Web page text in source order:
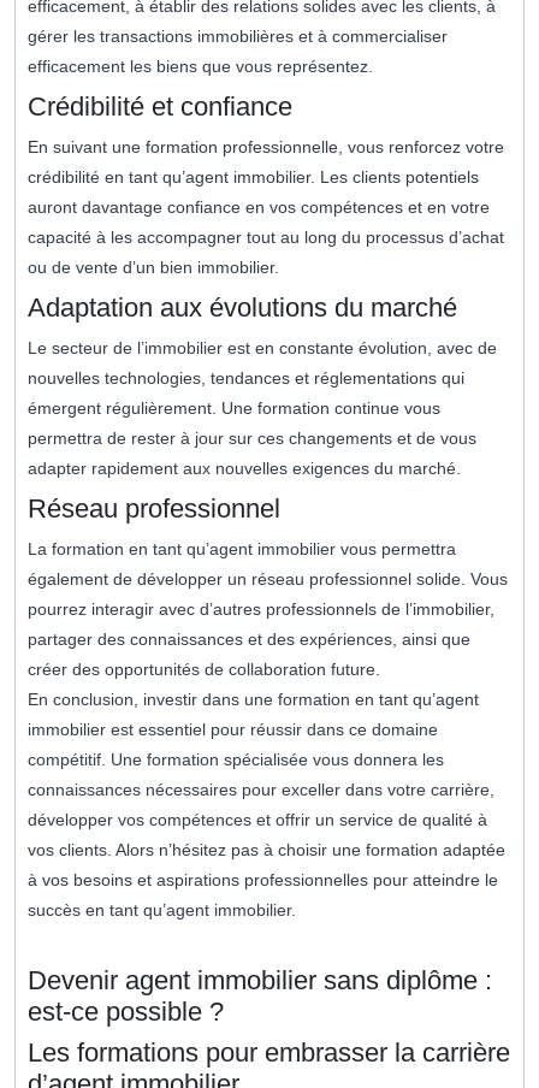
efficacement, à établir des relations solides avec les clients, à
gérer les transactions immobilières et à commercialiser
efficacement les biens que vous représentez.
Crédibilité et confiance
En suivant une formation professionnelle, vous renforcez votre
crédibilité en tant qu’agent immobilier. Les clients potentiels
auront davantage confiance en vos compétences et en votre
capacité à les accompagner tout au long du processus d’achat
ou de vente d’un bien immobilier.
Adaptation aux évolutions du marché
Le secteur de l’immobilier est en constante évolution, avec de
nouvelles technologies, tendances et réglementations qui
émergent régulièrement. Une formation continue vous
permettra de rester à jour sur ces changements et de vous
adapter rapidement aux nouvelles exigences du marché.
Réseau professionnel
La formation en tant qu’agent immobilier vous permettra
également de développer un réseau professionnel solide. Vous
pourrez interagir avec d’autres professionnels de l’immobilier,
partager des connaissances et des expériences, ainsi que
créer des opportunités de collaboration future.
En conclusion, investir dans une formation en tant qu’agent
immobilier est essentiel pour réussir dans ce domaine
compétitif. Une formation spécialisée vous donnera les
connaissances nécessaires pour exceller dans votre carrière,
développer vos compétences et offrir un service de qualité à
vos clients. Alors n’hésitez pas à choisir une formation adaptée
à vos besoins et aspirations professionnelles pour atteindre le
succès en tant qu’agent immobilier.
Devenir agent immobilier sans diplôme :
est-ce possible ?
Les formations pour embrasser la carrière